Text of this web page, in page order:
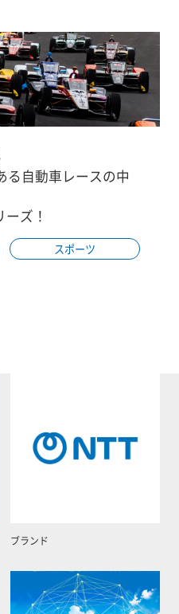
る自動車レースの中
ズ！
スポーツ
ブランド